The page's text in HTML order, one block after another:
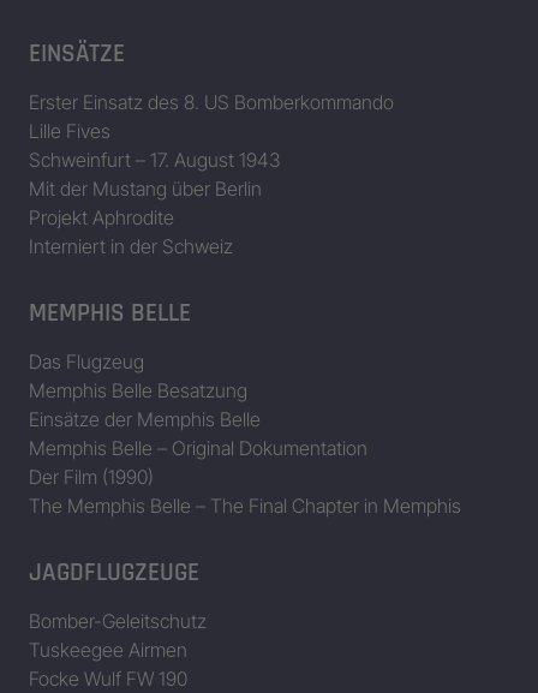
EINSÄTZE
Erster Einsatz des 8. US Bomberkommando
Lille Fives
Schweinfurt – 17. August 1943
Mit der Mustang über Berlin
Projekt Aphrodite
Interniert in der Schweiz
MEMPHIS BELLE
Das Flugzeug
Memphis Belle Besatzung
Einsätze der Memphis Belle
Memphis Belle – Original Dokumentation
Der Film (1990)
The Memphis Belle – The Final Chapter in Memphis
JAGDFLUGZEUGE
Bomber-Geleitschutz
Tuskeegee Airmen
Focke Wulf FW 190